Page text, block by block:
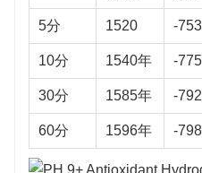
5分 1520 -753
10分 1540年 -775
30分 1585年 -792
60分 1596年 -798